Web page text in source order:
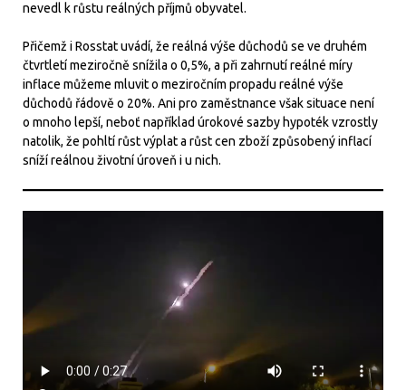
nevedl k růstu reálných příjmů obyvatel.
Přičemž i Rosstat uvádí, že reálná výše důchodů se ve druhém
čtvrtletí meziročně snížila o 0,5%, a při zahrnutí reálné míry
inflace můžeme mluvit o meziročním propadu reálné výše
důchodů řádově o 20%. Ani pro zaměstnance však situace není
o mnoho lepší, neboť například úrokové sazby hypoték vzrostly
natolik, že pohltí růst výplat a růst cen zboží způsobený inflací
sníží reálnou životní úroveň i u nich.